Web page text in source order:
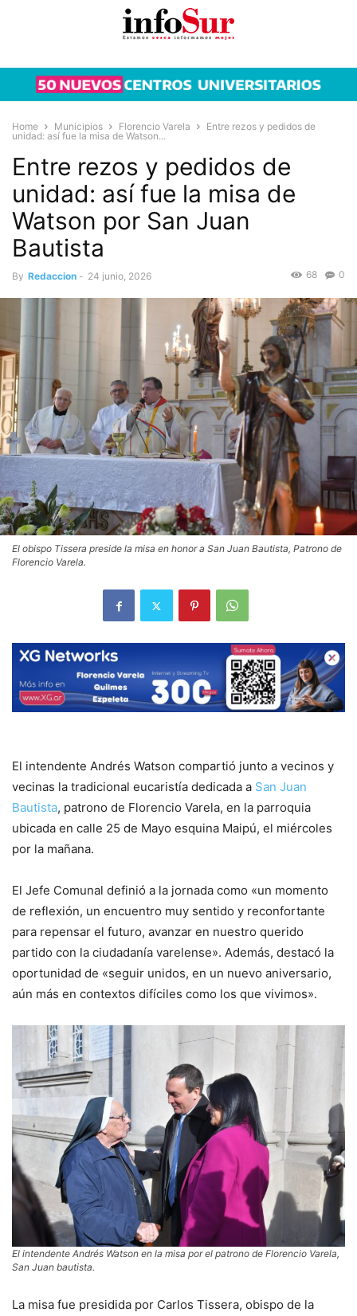
Home Municipios Florencio Varela
Entre rezos y pedidos de
unidad: así fue la misa de Watson...
Entre rezos y pedidos de
unidad: así fue la misa de
Watson por San Juan
Bautista
By Redaccion - 24 junio, 2026 0
68
El obispo Tissera preside la misa en honor a San Juan Bautista, Patrono de
Florencio Varela.
El intendente Andrés Watson compartió junto a vecinos y
vecinas la tradicional eucaristía dedicada a San Juan
Bautista, patrono de Florencio Varela, en la parroquia
ubicada en calle 25 de Mayo esquina Maipú, el miércoles
por la mañana.
El Jefe Comunal definió a la jornada como «un momento
de reflexión, un encuentro muy sentido y reconfortante
para repensar el futuro, avanzar en nuestro querido
partido con la ciudadanía varelense». Además, destacó la
oportunidad de «seguir unidos, en un nuevo aniversario,
aún más en contextos difíciles como los que vivimos».
El intendente Andrés Watson en la misa por el patrono de Florencio Varela,
San Juan bautista.
La misa fue presidida por Carlos Tissera, obispo de la